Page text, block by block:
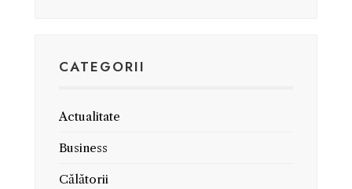
CATEGORII
Actualitate
Business
Călătorii